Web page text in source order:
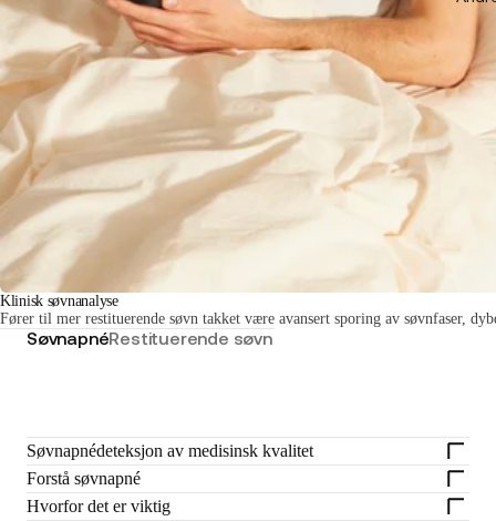
Klinisk søvnanalyse
Fører til mer restituerende søvn takket være avansert sporing av søvnfaser,
SøvnapnéRestituerende søvn
Søvnapnédeteksjon av medisinsk kvalitet
Forstå søvnapné
Hvorfor det er viktig